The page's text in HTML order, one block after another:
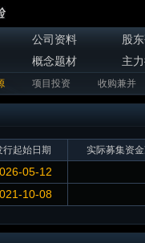
公司资料
股
概念题材 主
项目投资 收购兼并
行起始日期 实际募集资
05-12
10-08